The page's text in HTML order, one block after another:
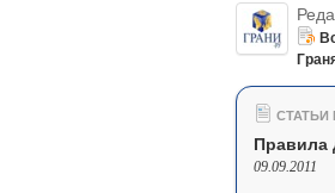
СТАТЬИ
Правила
09.09.2011